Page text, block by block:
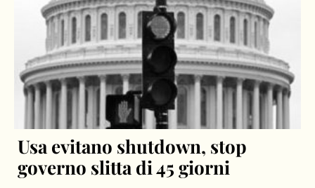
Usa evitano shutdown, stop
governo slitta di 45 giorni